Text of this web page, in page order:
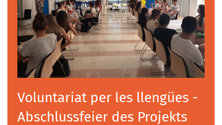
Voluntariat per les llengües -
Abschlussfeier des Projekts